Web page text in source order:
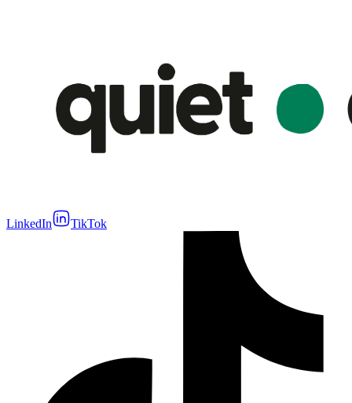
LinkedIn TikTok